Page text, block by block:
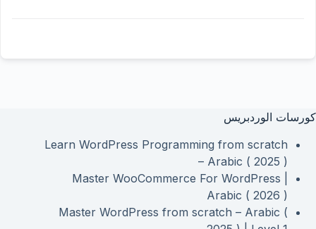
كورسات الوردبريس
Learn WordPress Programming from scratch
– Arabic ( 2025 )
Master WooCommerce For WordPress |
Arabic ( 2026 )
Master WordPress from scratch – Arabic (